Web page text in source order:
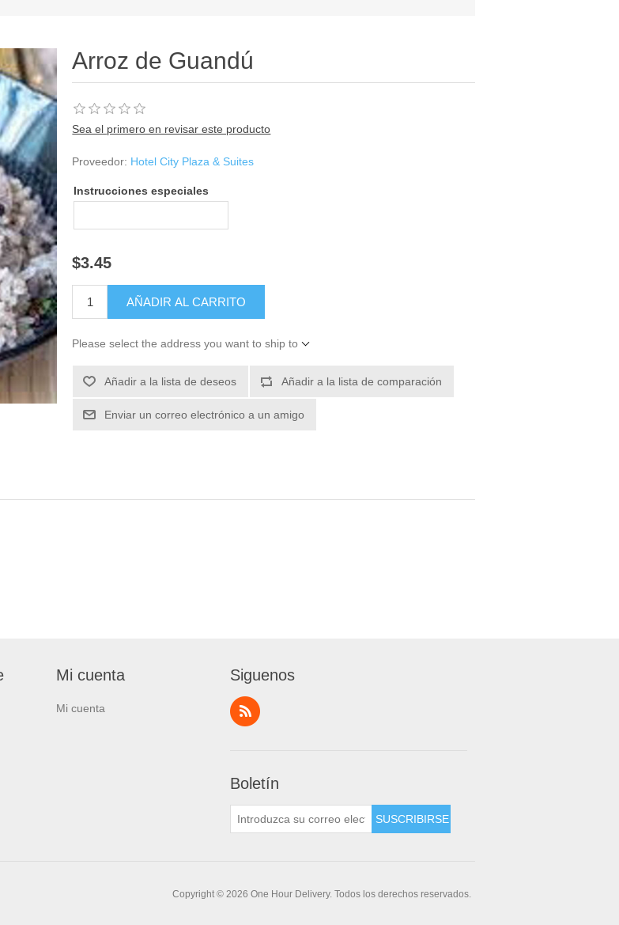
Arroz de Guandú
Sea el primero en revisar este producto
Proveedor: Hotel City Plaza & Suites
Instrucciones especiales
$3.45
Please select the address you want to ship to
Mi cuenta
Mi cuenta
Siguenos
Boletín
Copyright © 2026 One Hour Delivery. Todos los derechos reservados.